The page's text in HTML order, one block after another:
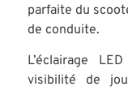
parfaite du
de conduite.
L’éclairage
visibilité de